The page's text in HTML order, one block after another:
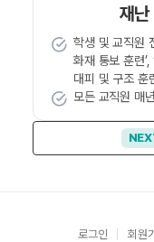
재난
학생 및 교직원
화재 통보 훈련’,
대피 및 구조 훈
모든 교직원 매
로그인 회원